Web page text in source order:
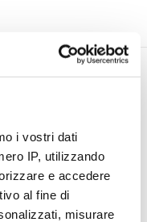
i vostri dati
IP, utilizzando
e accedere
al fine di
misurare
Download